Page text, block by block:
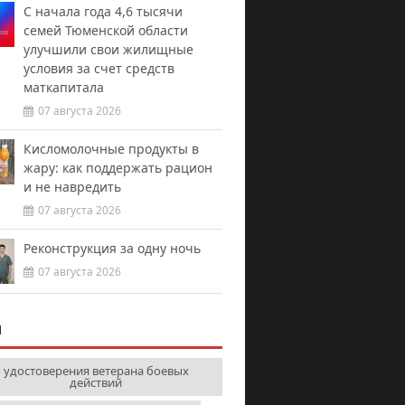
С начала года 4,6 тысячи
семей Тюменской области
улучшили свои жилищные
условия за счет средств
маткапитала
07 августа 2026
Кисломолочные продукты в
жару: как поддержать рацион
и не навредить
07 августа 2026
Реконструкция за одну ночь
07 августа 2026
удостоверения ветерана боевых
действий